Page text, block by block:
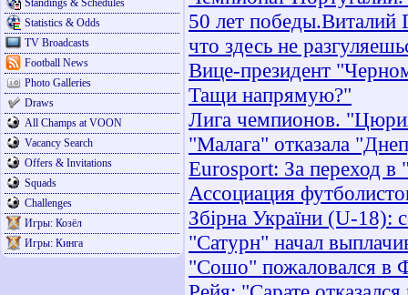
Standings & Schedules
Statistics & Odds
TV Broadcasts
Football News
Photo Galleries
Draws
All Champs at VOON
Vacancy Search
Offers & Invitations
Squads
Challenges
Игры: Козёл
Игры: Кинга
50 лет победы.Виталий
что здесь не
Вице-президент
Тащи напрямую?"
Лига чемпионов.
"Малага" отказала
Eurosport: За переход
Ассоциация
Збірна України (U-18):
"Сатурн" начал
"Сошо" пожаловался